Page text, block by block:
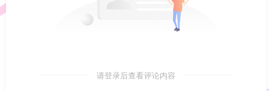
请登录后查看评论内容